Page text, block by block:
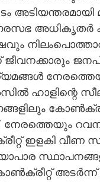
ഹാളിന്റെ
ഇളകി വീണ
അടർന്ന്